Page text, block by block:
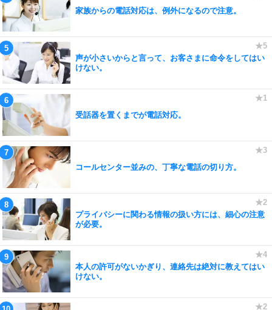
家族からの電話対応は、例外になるので注意。
声が小さいからと言って、お客さまに命令をしてはい
けない。
受話器を置くまでが電話対応。
コールセンター並みの、丁寧な電話の切り方。
プライバシーに関わる情報の扱い方には、細心の注意
が必要。
本人の許可がないかぎり、連絡先は絶対に教えてはい
けない。